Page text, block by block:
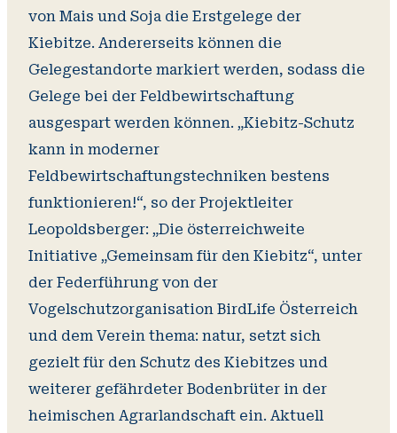
von Mais und Soja die Erstgelege der
Kiebitze. Andererseits können die
Gelegestandorte markiert werden, sodass die
Gelege bei der Feldbewirtschaftung
ausgespart werden können. „Kiebitz-Schutz
kann in moderner
Feldbewirtschaftungstechniken bestens
funktionieren!“, so der Projektleiter
Leopoldsberger: „Die österreichweite
Initiative „Gemeinsam für den Kiebitz“, unter
der Federführung von der
Vogelschutzorganisation BirdLife Österreich
und dem Verein thema: natur, setzt sich
gezielt für den Schutz des Kiebitzes und
weiterer gefährdeter Bodenbrüter in der
heimischen Agrarlandschaft ein. Aktuell